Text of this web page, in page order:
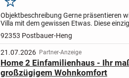
Merken
Objektbeschreibung Gerne präsentieren
Villa mit dem gewissen Etwas. Diese
ruhige Wohnlage und moderne
92353 Postbauer-Heng
21.07.2026 Partner-Anzeige
Home 2 Einfamilienhaus - Ihr
großzügigem Wohnkomfort